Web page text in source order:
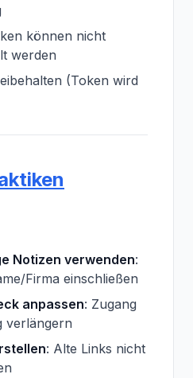
können nicht
werden
(Token wird
Notizen verwenden:
Firma einschließen
anpassen: Zugang
verlängern
: Alte Links nicht